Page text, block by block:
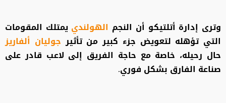
وترى إدارة أتلتيكو أن النجم الهولندييمتلك المقومات
التي تؤهله لتعويض جزء كبير من تأثيرجوليان ألفاريز
حال رحيله، خاصة مع حاجة الفريق إلى لاعب قادر على
صناعة الفارق بشكل فوري.